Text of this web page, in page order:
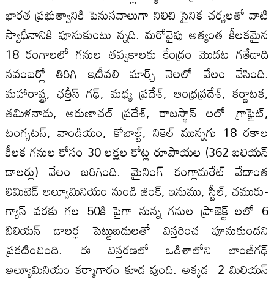
భారత ప్రభుత్వానికి పెనుసవాలుగా నిలిచి సైనిక చర్యలతో వాటి
స్వాధీనానికి పూనుకుంటు న్నది. మరోవైపు అత్యంత కీలకమైన
18 రంగాలలో గనుల తవ్వకాలకు కేంద్రం మొదట గతేడాది
నవంబర్లో తిరిగి ఇటీవలి మార్చ్ నెలలో వేలం వేసింది.
మహారాష్ట్ర, ఛత్తీస్ గఢ్, మధ్య ప్రదేశ్, ఆంధ్రప్రదేశ్, కర్ణాటక,
తమిళనాడు, అరుణాచల్ ప్రదేశ్, రాజస్థాన్ లలో గ్రాఫైట్,
టంగ్సటన్, వాండియం, కోబాల్ట్, నికెల్ మున్నగు 18 రకాల
కీలక గనుల కోసం 30 లక్షల కోట్ల రూపాయల (362 బలియన్
డాలర్లు) వేలం జరిగింది. మైనింగ్ కంగ్లామరేట్ వేదాంత
లిమిటెడ్ అల్యూమినియం నుండి జింక్, ఇనుము, స్టీల్, చమురు-
గ్యాస్ వరకు గల 50కి పైగా నున్న గనుల ప్రాజెక్ట్ లలో 6
బిలియన్ డాలర్ల పెట్టుబడులతో విస్తరించ పూనుకుందని
ప్రకటించింది. ఈ విస్తరణలో ఒడిశాలోని లాంజీగఢ్
అల్యూమినియం కర్మాగారం కూడ వుంది. అక్కడ 2 మిలియన్